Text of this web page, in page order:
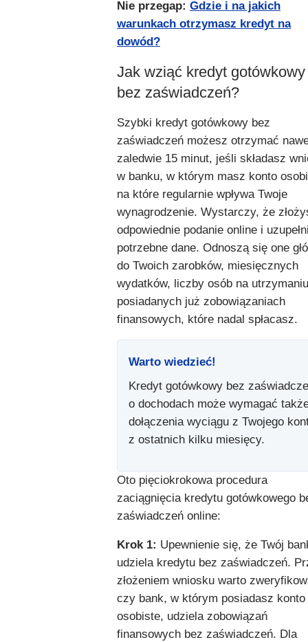
Nie przegap: Gdzie i na jakich
warunkach otrzymasz kredyt na
dowód?
Jak wziąć kredyt gotówkowy
bez zaświadczeń?
Szybki kredyt gotówkowy bez
zaświadczeń możesz otrzymać
zaledwie 15 minut, jeśli składasz
w banku, w którym masz konto
na które regularnie wpływa Twoje
wynagrodzenie. Wystarczy, że
odpowiednie podanie online i
potrzebne dane. Odnoszą się one
do Twoich zarobków, miesięcznych
wydatków, liczby osób na
posiadanych już zobowiązaniach
finansowych, które nadal spłacasz.
Warto wiedzieć!
Kredyt gotówkowy bez
o dochodach może wymagać
dołączenia wyciągu z Twojego
z ostatnich kilku miesięcy.
Oto pięciokrokowa procedura
zaciągnięcia kredytu gotówkowego
zaświadczeń online:
Krok 1: Upewnienie się, że Twój
udziela kredytu bez zaświadczeń.
złożeniem wniosku warto
czy bank, w którym posiadasz konto
osobiste, udziela zobowiązań
finansowych bez zaświadczeń. Dla